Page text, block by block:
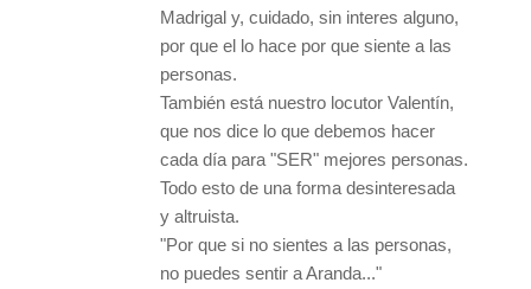
Madrigal y, cuidado, sin interes alguno,
por que el lo hace por que siente a las
personas.
También está nuestro locutor Valentín,
que nos dice lo que debemos hacer
cada día para "SER" mejores personas.
Todo esto de una forma desinteresada
y altruista.
"Por que si no sientes a las personas,
no puedes sentir a Aranda..."